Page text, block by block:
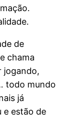
de
chama
jogando,
todo mundo
já
e estão de